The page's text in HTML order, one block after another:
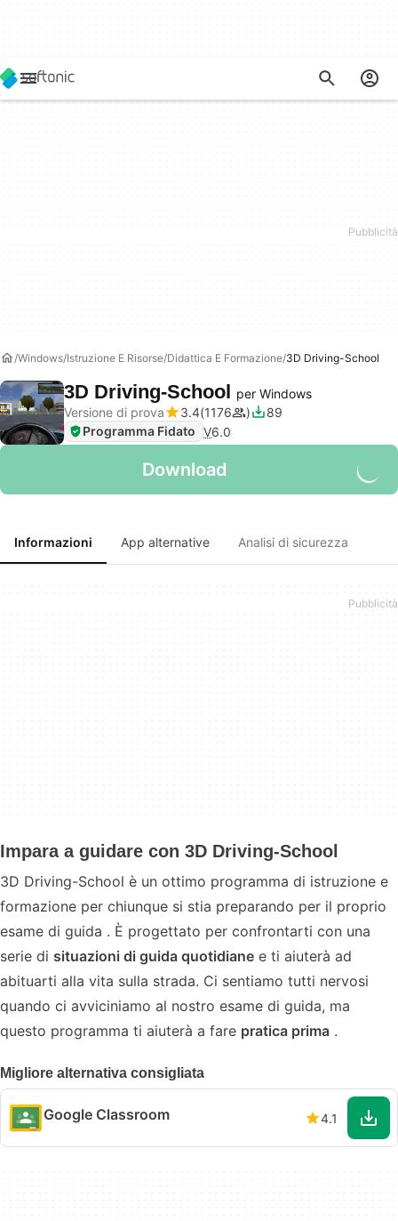
Windows Istruzione E Risorse Didattica E Formazione 3D Driving-School
3D Driving-School per Windows
Versione di prova
3.4 1176
89
Programma Fidato V6.0
Download
Informazioni App alternative Analisi di sicurezza
Impara a guidare con 3D Driving-School
3D Driving-School è un ottimo programma di istruzione e
formazione per chiunque si stia preparando per il proprio
esame di guida . È progettato per confrontarti con una
serie di situazioni di guida quotidiane e ti aiuterà ad
abituarti alla vita sulla strada. Ci sentiamo tutti nervosi
quando ci avviciniamo al nostro esame di guida, ma
questo programma ti aiuterà a fare pratica prima .
Migliore alternativa consigliata
Google Classroom 4.1